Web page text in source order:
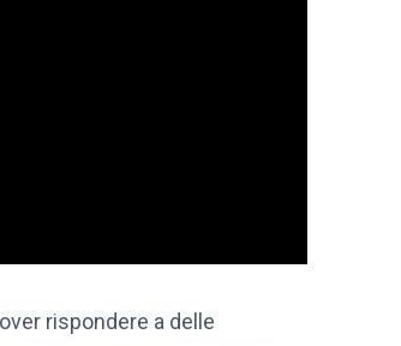
rispondere a delle